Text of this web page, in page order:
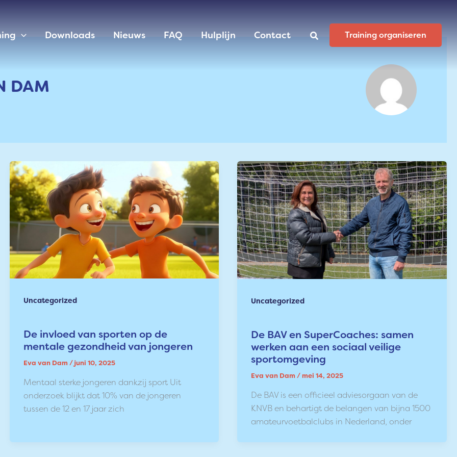
Downloads Nieuws FAQ Hulplijn Contact Zoeken Training organiseren
DAM
Uncategorized
De invloed van sporten op de
mentale gezondheid van jongeren
Eva van Dam/juni 10, 2025
Mentaal sterke jongeren dankzij sport Uit
onderzoek blijkt dat 10% van de jongeren
tussen de 12 en 17 jaar zich
Uncategorized
De BAV en SuperCoaches: samen
werken aan een sociaal veilige
sportomgeving
Eva van Dam/mei 14, 2025
De BAV is een officieel adviesorgaan van de
KNVB en behartigt de belangen van bijna 1500
amateurvoetbalclubs in Nederland, onder